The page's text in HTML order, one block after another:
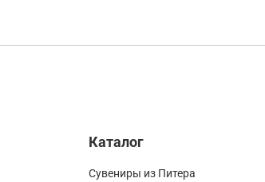
Каталог
Сувениры из Питера